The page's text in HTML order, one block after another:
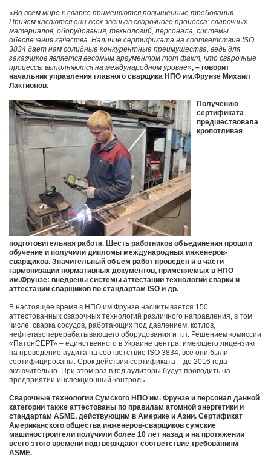
«Во всем мире к сварке применяются повышенные требования.
Причем касаются они всех звеньев сварочного процесса: сварочных
материалов, оборудования, технологий, персонала, системы
обеспечения качества. Наличие сертификата на соответствие ISO
3834 дает нам солидные конкурентные преимущества, ведь для
заказчиков является весомым аргументом тот факт, что сварочные
процессы выполняются на международном уровне», – говорит
начальник управления главного сварщика НПО им.Фрунзе Михаил
Лактионов.
Получению
сертификата
предшествовала
кропотливая
подготовительная работа. Шесть работников объединения прошли
обучение и получили дипломы международных инженеров-
сварщиков. Значительный объем работ проведен и в части
гармонизации нормативных документов, применяемых в НПО
им.Фрунзе: внедрены системы аттестации технологий сварки и
аттестации сварщиков по стандартам ISO и др.
В настоящее время в НПО им.Фрунзе насчитывается 150
аттестованных сварочных технологий различного направления, в том
числе: сварка сосудов, работающих под давлением, котлов,
нефтегазоперерабатывающего оборудования и т.п. Решением комиссии
«ПатонСЕРТ» – единственного в Украине центра, имеющего лицензию
на проведение аудита на соответствие ISO 3834, все они были
сертифицированы. Срок действия сертификата – до 2016 года
включительно. При этом раз в год аудиторы будут проводить на
предприятии инспекционный контроль.
Сварочные технологии Сумского НПО им. Фрунзе и персонал данной
категории также аттестованы по правилам атомной энергетики и
стандартам ASME, действующим в Америке и Азии. Сертификат
Американского общества инженеров-сварщиков сумские
машиностроители получили более 10 лет назад и на протяжении
всего этого времени подтверждают соответствие требованиям
ASME.